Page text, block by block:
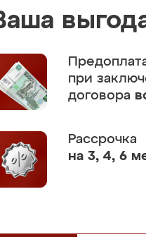
при
договора
Рассрочка
на 3, 4, 6